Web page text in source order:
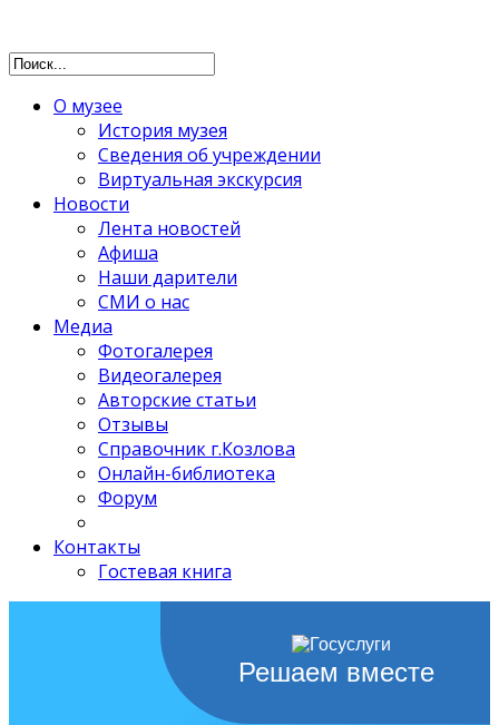
О музее
История музея
Сведения об учреждении
Виртуальная экскурсия
Новости
Лента новостей
Афиша
Наши дарители
СМИ о нас
Медиа
Фотогалерея
Видеогалерея
Авторские статьи
Отзывы
Справочник г.Козлова
Онлайн-библиотека
Форум
Контакты
Гостевая книга
Решаем вместе